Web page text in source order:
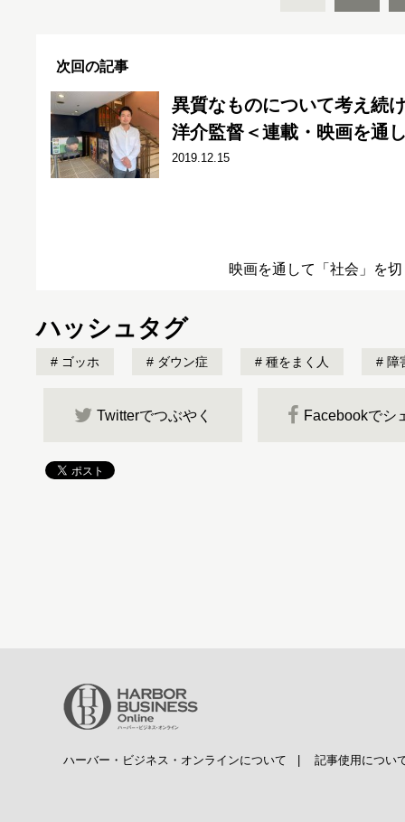
次回の記事
異質なものについて考え続
洋介監督＜連載・映画を通
2019.12.15
映画を通して「社会」を
ハッシュタグ
ゴッホ ダウン症 種をまく人 障
Twitterでつぶやく Facebookでシ
ハーバー・ビジネス・オンラインについて 記事使用につい